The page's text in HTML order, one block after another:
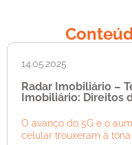
14.05.2025
Radar Imobiliário –
Imobiliário: Direitos
O avanço do 5G e o
celular trouxeram à